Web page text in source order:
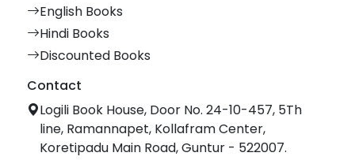
English Books
Hindi Books
Discounted Books
Contact
Logili Book House, Door No. 24-10-457, 5Th
line, Ramannapet, Kollafram Center,
Koretipadu Main Road, Guntur - 522007.